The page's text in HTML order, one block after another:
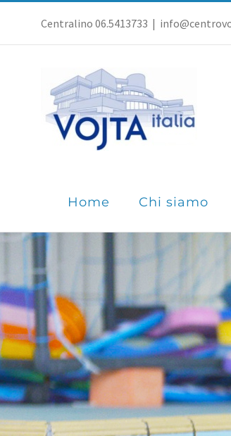
al
Centralino 06.5413733 |
Home Chi siamo